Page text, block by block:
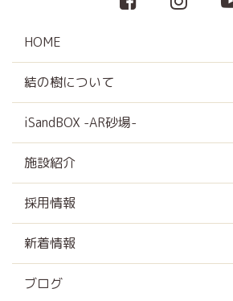
HOME
結の樹について
iSandBOX -AR砂場-
施設紹介
採用情報
新着情報
ブログ